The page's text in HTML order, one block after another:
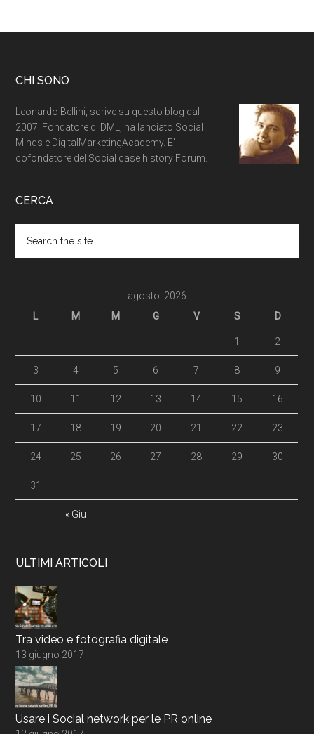
CHI SONO
Leonardo Bellini, scrive su questo blog dal
2007. Fondatore di DML, ha lanciato Social
Minds e DigitalMarketingAcademy. E'
cofondatore del Social case history Forum.
CERCA
agosto: 2026
L
M M G V S D
« Giu
1 2
3 4 5 6 7 8 9
10 11 12 13 14 15 16
17 18 19 20 21 22 23
24 25 26 27 28 29 30
31
ULTIMI ARTICOLI
Tra video e fotografia digitale
13 giugno 2017
Usare i Social network per le PR online